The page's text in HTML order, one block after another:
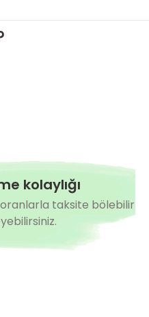
kolaylığı
taksite bölebilir